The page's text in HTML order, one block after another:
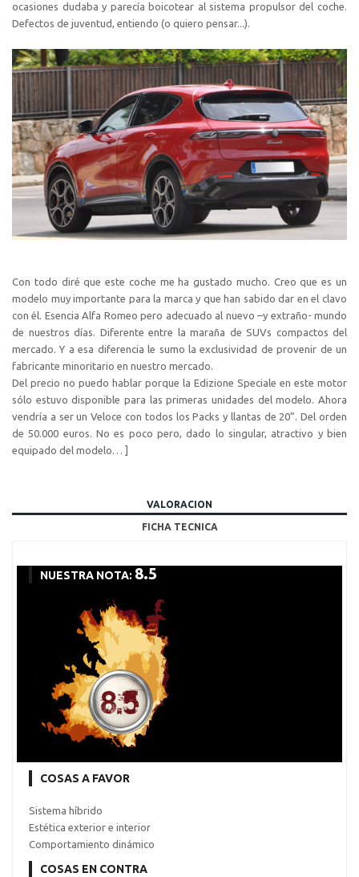
ocasiones dudaba y parecía boicotear al sistema propulsor del coche.
Defectos de juventud, entiendo (o quiero pensar...).
Con todo diré que este coche me ha gustado mucho. Creo que es un
modelo muy importante para la marca y que han sabido dar en el clavo
con él. Esencia Alfa Romeo pero adecuado al nuevo –y extraño- mundo
de nuestros días. Diferente entre la maraña de SUVs compactos del
mercado. Y a esa diferencia le sumo la exclusividad de provenir de un
fabricante minoritario en nuestro mercado.
Del precio no puedo hablar porque la Edizione Speciale en este motor
sólo estuvo disponible para las primeras unidades del modelo. Ahora
vendría a ser un Veloce con todos los Packs y llantas de 20”. Del orden
de 50.000 euros. No es poco pero, dado lo singular, atractivo y bien
equipado del modelo… ]
VALORACION
FICHA TECNICA
NUESTRA NOTA: 8.5
COSAS A FAVOR
Sistema híbrido
Estética exterior e interior
Comportamiento dinámico
COSAS EN CONTRA